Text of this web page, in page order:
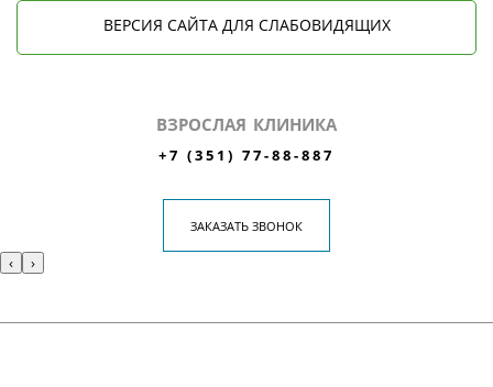
ВЕРСИЯ САЙТА ДЛЯ СЛАБОВИДЯЩИХ
ВЗРОСЛАЯ КЛИНИКА
+7 (351) 77-88-887
ЗАКАЗАТЬ ЗВОНОК
‹ ›